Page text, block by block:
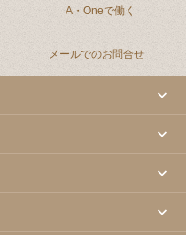
A・Oneで働く
メールでのお問合せ